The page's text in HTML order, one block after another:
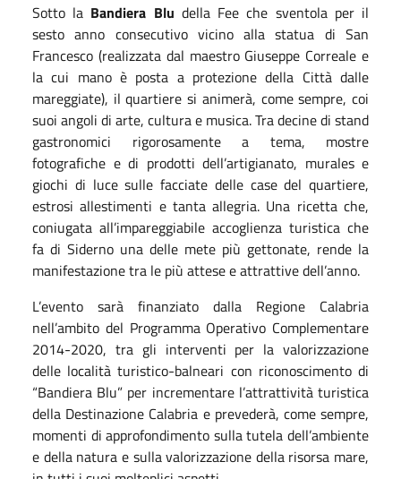
Sotto la Bandiera Blu della Fee che sventola per il
sesto anno consecutivo vicino alla statua di San
Francesco (realizzata dal maestro Giuseppe Correale e
la cui mano è posta a protezione della Città dalle
mareggiate), il quartiere si animerà, come sempre, coi
suoi angoli di arte, cultura e musica. Tra decine di stand
gastronomici rigorosamente a tema, mostre
fotografiche e di prodotti dell’artigianato, murales e
giochi di luce sulle facciate delle case del quartiere,
estrosi allestimenti e tanta allegria. Una ricetta che,
coniugata all’impareggiabile accoglienza turistica che
fa di Siderno una delle mete più gettonate, rende la
manifestazione tra le più attese e attrattive dell’anno.
L’evento sarà finanziato dalla Regione Calabria
nell’ambito del Programma Operativo Complementare
2014-2020, tra gli interventi per la valorizzazione
delle località turistico-balneari con riconoscimento di
“Bandiera Blu” per incrementare l’attrattività turistica
della Destinazione Calabria e prevederà, come sempre,
momenti di approfondimento sulla tutela dell’ambiente
e della natura e sulla valorizzazione della risorsa mare,